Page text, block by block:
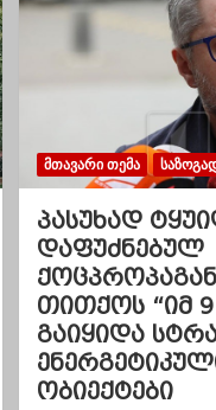
ᲛᲗᲐᲕᲐᲠᲘ ᲗᲔᲛᲐ
პასუხად
დაფუძნებულ
თითქოს “იმ
გაიყიდა
ობიექტები